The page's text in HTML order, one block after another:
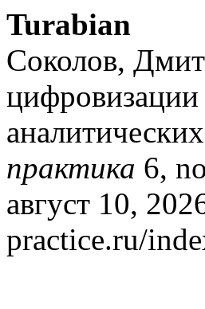
Turabian
Соколов,
практика 6,
август 10,
practice.ru/